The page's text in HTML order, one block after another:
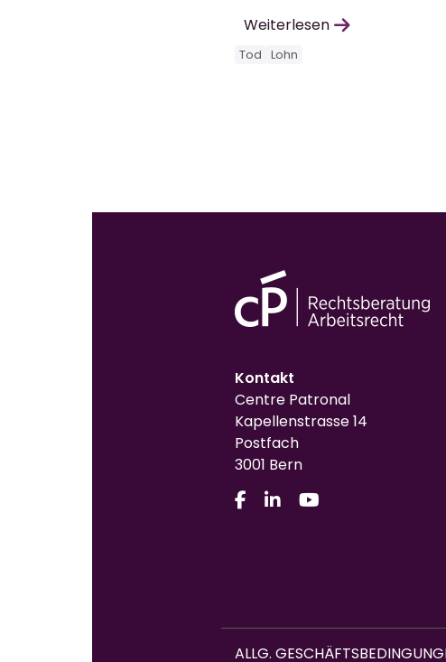
Weiterlesen
Tod Lohn
Kontakt
Centre Patronal
Kapellenstrasse 14
Postfach
3001 Bern
ALLG.